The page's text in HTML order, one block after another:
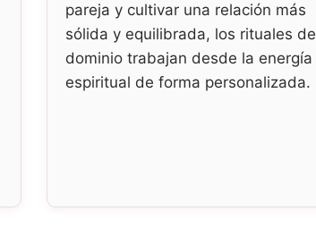
pareja y cultivar una relación más
sólida y equilibrada, los rituales de
dominio trabajan desde la energía
espiritual de forma personalizada.